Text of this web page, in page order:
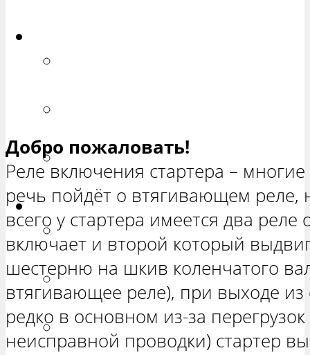
РЕМОНТ ВАЗ 2172 «ПРИОРА
ХЕТЧБЭК»
Нива
РЕМОНТ ВАЗ 21213 «НИВА
ТРЕХ-ДВЕРНАЯ»
ВАЗ 21214 «НИВА ТРЕХ-
ДВЕРНАЯ»
РЕМОНТ ВАЗ 2131 «НИВА
Добро пожаловать!
Реле включения стартера –
речь пойдёт о втягивающем реле,
всего у стартера имеется два
включает и второй который
шестерню на шкив коленчатого
втягивающее реле), при выходе из
редко в основном из-за
неисправной проводки) стартер